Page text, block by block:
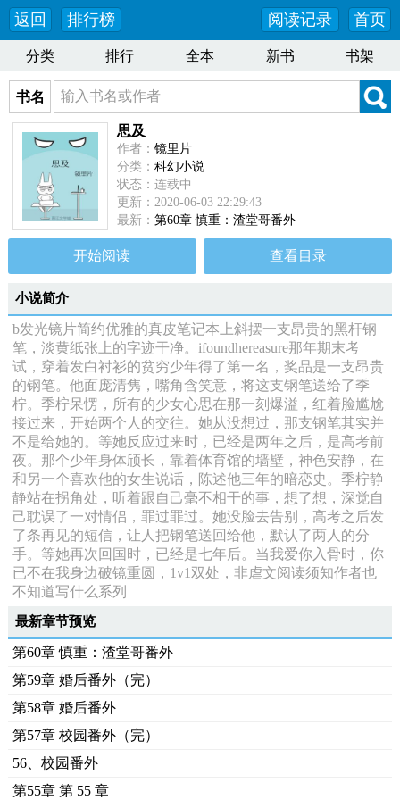
返回 排行榜 首页
阅读记录
分类 排行 全本 新书 书架
书名
思及
作者： 镜里片
分类： 科幻小说
状态：连载中
更新：2020-06-03 22:29:43
最新： 第60章 慎重：渣堂哥番外
开始阅读 查看目录
小说简介
b发光镜片简约优雅的真皮笔记本上斜摆一支昂贵的黑杆钢
笔，淡黄纸张上的字迹干净。ifoundhereasure那年期末考
试，穿着发白衬衫的贫穷少年得了第一名，奖品是一支昂贵
的钢笔。他面庞清隽，嘴角含笑意，将这支钢笔送给了季
柠。季柠呆愣，所有的少女心思在那一刻爆溢，红着脸尴尬
接过来，开始两个人的交往。她从没想过，那支钢笔其实并
不是给她的。等她反应过来时，已经是两年之后，是高考前
夜。那个少年身体颀长，靠着体育馆的墙壁，神色安静，在
和另一个喜欢他的女生说话，陈述他三年的暗恋史。季柠静
静站在拐角处，听着跟自己毫不相干的事，想了想，深觉自
己耽误了一对情侣，罪过罪过。她没脸去告别，高考之后发
了条再见的短信，让人把钢笔送回给他，默认了两人的分
手。等她再次回国时，已经是七年后。当我爱你入骨时，你
已不在我身边破镜重圆，1v1双处，非虐文阅读须知作者也
不知道写什么系列
最新章节预览
第60章 慎重：渣堂哥番外
第59章 婚后番外（完）
第58章 婚后番外
第57章 校园番外（完）
56、校园番外
第55章 第 55 章